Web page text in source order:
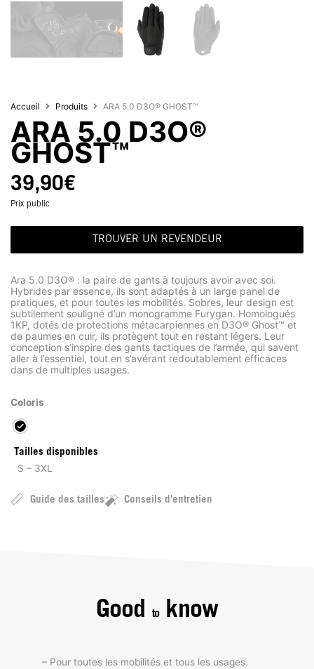
Accueil Produits ARA 5.0 D3O® GHOST™
ARA 5.0 D3O®
GHOST™
39,90€
Prix public
TROUVER UN REVENDEUR
Ara 5.0 D3O® : la paire de gants à toujours avoir avec soi.
Hybrides par essence, ils sont adaptés à un large panel de
pratiques, et pour toutes les mobilités. Sobres, leur design est
subtilement souligné d’un monogramme Furygan. Homologués
1KP, dotés de protections métacarpiennes en D3O® Ghost™ et
de paumes en cuir, ils protègent tout en restant légers. Leur
conception s’inspire des gants tactiques de l’armée, qui savent
aller à l’essentiel, tout en s’avérant redoutablement efficaces
dans de multiples usages.
Coloris
Tailles disponibles
S – 3XL
Guide des tailles Conseils d'entretien
Good toknow
– Pour toutes les mobilités et tous les usages.